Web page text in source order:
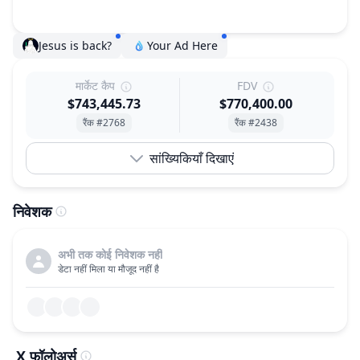
Jesus is back? Your Ad Here
मार्केट कैप
$743,445.73
रैंक #2768
FDV
$770,400.00
रैंक #2438
सांख्यिकियाँ दिखाएं
निवेशक
अभी तक कोई निवेशक नहीं
डेटा नहीं मिला या मौजूद नहीं है
X फॉलोअर्स